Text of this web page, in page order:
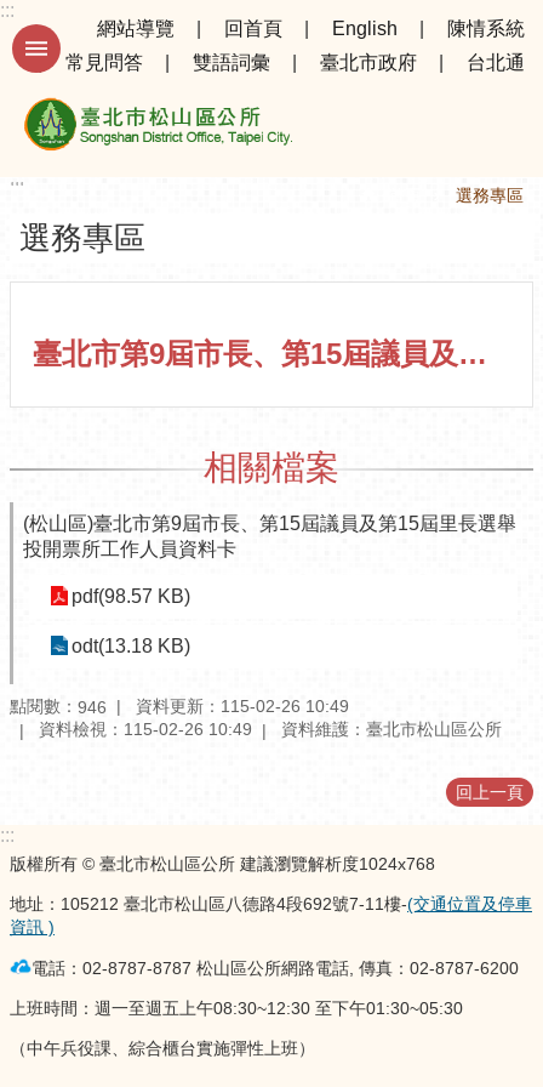
跳到主要內容區塊
進
搜
告
訊
務
區
機
關
松
山
鄰
里
訊
府
:::
網站導覽
回首頁 English
陳情系統
常見問答
雙語詞彙 臺北市政府 台北通
:::
:::
選務專區
選務專區
臺北市第9屆市長、第15屆議員及第15屆里長選舉投開票所工作人員登記資料卡
相關檔案
(松山區)臺北市第9屆市長、第15屆議員及第15屆里長選舉
投開票所工作人員資料卡
pdf(98.57 KB)
odt(13.18 KB)
點閱數： 946
資料更新：115-02-26 10:49
資料檢視：115-02-26 10:49
資料維護：臺北市松山區公所
回上一頁
:::
版權所有 © 臺北市松山區公所 建議瀏覽解析度1024x768
地址：105212 臺北市松山區八德路4段692號7-11樓-(交通位置及停車
資訊 )
電話：02-8787-8787 松山區公所網路電話, 傳真：02-8787-6200
上班時間：週一至週五上午08:30~12:30 至下午01:30~05:30
（中午兵役課、綜合櫃台實施彈性上班）